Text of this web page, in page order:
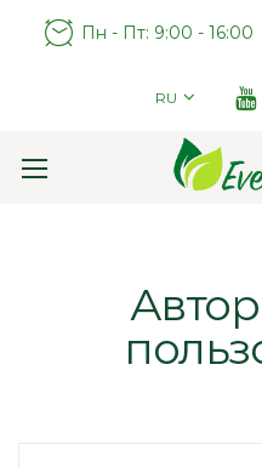
Пн - Пт: 9:00 - 16:00
RU